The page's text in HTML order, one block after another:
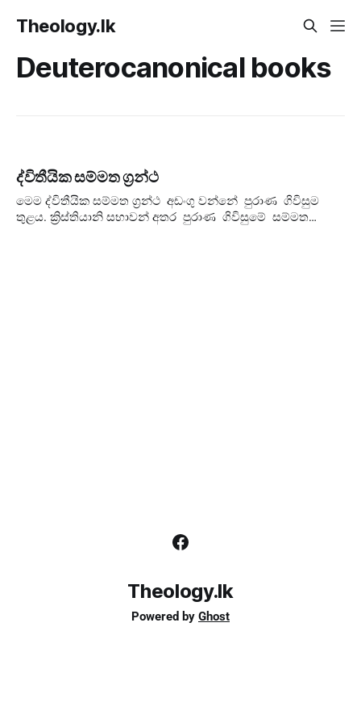
Theology.lk
Deuterocanonical books
ද්විතීයික සම්මත ග්‍රන්ථ
මෙම ද්විතීයික සම්මත ග්‍රන්ථ අඩංගු වන්නේ පුරාණ ගිවිසුම
තුළය. ක්‍රිස්තියානි සභාවන් අතර පුරාණ ගිවිසුමේ සම්මත
Theology.lk
Powered by Ghost